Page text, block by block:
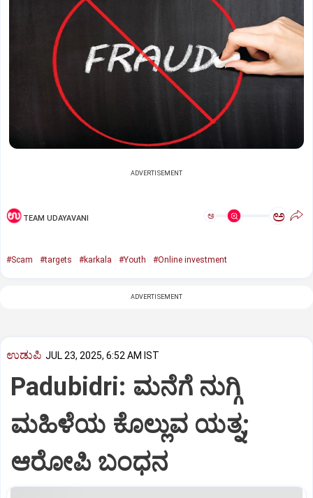
ADVERTISEMENT
TEAM UDAYAVANI ಅ ಅ
#Scam #targets #karkala #Youth #Online investment
ADVERTISEMENT
ಉಡುಪಿ JUL 23, 2025, 6:52 AM IST
Padubidri: ಮನೆಗೆ ನುಗ್ಗಿ
ಮಹಿಳೆಯ ಕೊಲ್ಲುವ ಯತ್ನ;
ಆರೋಪಿ ಬಂಧನ